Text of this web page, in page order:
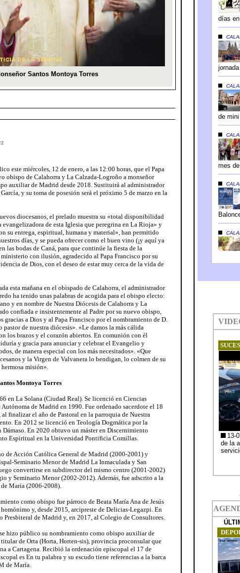
este miércoles, 12 de enero, a las 12:00 horas, que el Papa
obispo de Calahorra y La Calzada-Logroño a monseñor
auxiliar de Madrid desde 2018. Sustituirá al administrador
y su toma de posesión será el próximo 5 de marzo en la
diocesanos, el prelado muestra su «total disponibilidad
evangelizadora de esta Iglesia que peregrina en La Rioja» y
su entrega, espiritual, humana y material», han permitido
días, y se pueda ofrecer como el buen vino (¡y aquí ya
las bodas de Caná, para que continúe la fiesta de la
con ilusión, agradecido al Papa Francisco por su
de Dios, con el deseo de estar muy cerca de la vida de
esta mañana en el obispado de Calahorra, el administrador
ha tenido unas palabras de acogida para el obispo electo:
y en nombre de Nuestra Diócesis de Calahorra y La
confiada e insistentemente al Padre por su nuevo obispo,
gracias a Dios y al Papa Francisco por el nombramiento de D.
pastor de nuestra diócesis». «Le damos la más cálida
los brazos y el corazón abiertos. En comunión con él
y gracia para anunciar y celebrar el Evangelio y
de manera especial con los más necesitados». «Que
y la Virgen de Valvanera lo bendigan, lo colmen de su
misión».
Montoya Torres
en La Solana (Ciudad Real). Se licenció en Ciencias
de Madrid en 1990. Fue ordenado sacerdote el 18
finalizar el año de Pastoral en la parroquia de Nuestra
En 2012 se licenció en Teología Dogmática por la
En 2020 obtuvo un máster en Discernimiento
Espiritual en la Universidad Pontificia Comillas.
de Acción Católica General de Madrid (2000-2001) y
Seminario Menor de Madrid La Inmaculada y San
convertirse en subdirector del mismo centro (2001-2002)
y Seminario Menor (2002-2012). Además, fue adscrito a la
María (2006-2008).
como obispo fue párroco de Beata María Ana de Jesús
y, desde 2015, arcipreste de Delicias-Legazpi. En
Presbiteral de Madrid y, en 2017, al Colegio de Consultores.
hizo público su nombramiento como obispo auxiliar de
de Orta (Horta, Horten-sis), provincia proconsular que
a Cartagena. Recibió la ordenación episcopal el 17 de
es En tu palabra y su escudo tiene referencias a la barca
de María.